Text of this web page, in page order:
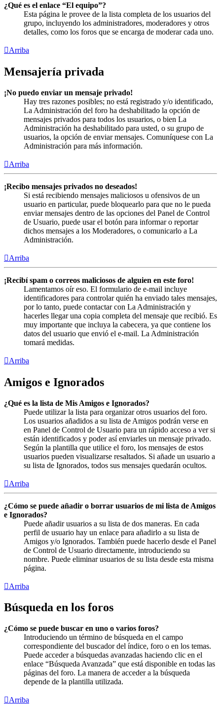
¿Qué es el enlace “El equipo”?
Esta página le provee de la lista completa de los usuarios del
grupo, incluyendo los administradores, moderadores y otros
detalles, como los foros que se encarga de moderar cada uno.
Arriba
Mensajería privada
¡No puedo enviar un mensaje privado!
Hay tres razones posibles; no está registrado y/o identificado,
La Administración del foro ha deshabilitado la opción de
mensajes privados para todos los usuarios, o bien La
Administración ha deshabilitado para usted, o su grupo de
usuarios, la opción de enviar mensajes. Comuníquese con La
Administración para más información.
Arriba
¡Recibo mensajes privados no deseados!
Si está recibiendo mensajes maliciosos u ofensivos de un
usuario en particular, puede bloquearlo para que no le pueda
enviar mensajes dentro de las opciones del Panel de Control
de Usuario, puede usar el botón para informar o reportar
dichos mensajes a los Moderadores, o comunicarlo a La
Administración.
Arriba
¡Recibí spam o correos maliciosos de alguien en este foro!
Lamentamos oír eso. El formulario de e-mail incluye
identificadores para controlar quién ha enviado tales mensajes,
por lo tanto, puede contactar con La Administración y
hacerles llegar una copia completa del mensaje que recibió. Es
muy importante que incluya la cabecera, ya que contiene los
datos del usuario que envió el e-mail. La Administración
tomará medidas.
Arriba
Amigos e Ignorados
¿Qué es la lista de Mis Amigos e Ignorados?
Puede utilizar la lista para organizar otros usuarios del foro.
Los usuarios añadidos a su lista de Amigos podrán verse en
en Panel de Control de Usuario para un rápido acceso a ver si
están identificados y poder así enviarles un mensaje privado.
Según la plantilla que utilice el foro, los mensajes de estos
usuarios pueden visualizarse resaltados. Si añade un usuario a
su lista de Ignorados, todos sus mensajes quedarán ocultos.
Arriba
¿Cómo se puede añadir o borrar usuarios de mi lista de Amigos
e Ignorados?
Puede añadir usuarios a su lista de dos maneras. En cada
perfil de usuario hay un enlace para añadirlo a su lista de
Amigos y/o Ignorados. También puede hacerlo desde el Panel
de Control de Usuario directamente, introduciendo su
nombre. Puede eliminar usuarios de su lista desde esta misma
página.
Arriba
Búsqueda en los foros
¿Cómo se puede buscar en uno o varios foros?
Introduciendo un término de búsqueda en el campo
correspondiente del buscador del índice, foro o en los temas.
Puede acceder a búsquedas avanzadas haciendo clic en el
enlace “Búsqueda Avanzada” que está disponible en todas las
páginas del foro. La manera de acceder a la búsqueda
depende de la plantilla utilizada.
Arriba